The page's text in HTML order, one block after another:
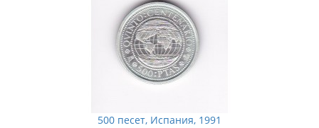
500 песет, Испания, 1991